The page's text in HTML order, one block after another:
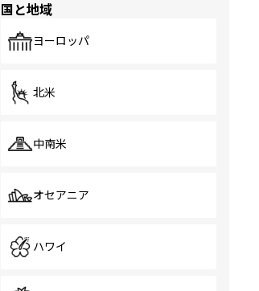
国と地域
ヨーロッパ
北米
中南米
オセアニア
ハワイ